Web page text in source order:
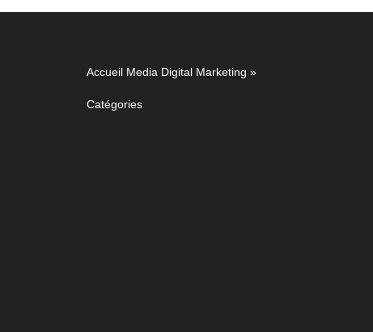
Accueil Media Digital Marketing »
Catégories